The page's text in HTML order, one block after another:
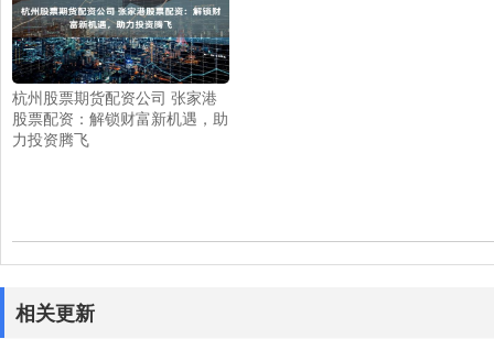
杭州股票期货配资公司 张家港
股票配资：解锁财富新机遇，助
力投资腾飞
相关更新